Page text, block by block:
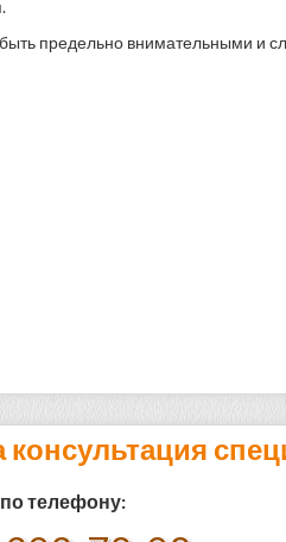
предельно внимательными и
консультация
телефону: